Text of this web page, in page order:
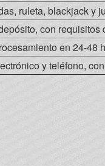
ruleta, blackjack y
con
en 24-48
y teléfono,